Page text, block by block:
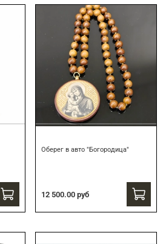
Оберег в авто "Богородица"
12 500.00 руб